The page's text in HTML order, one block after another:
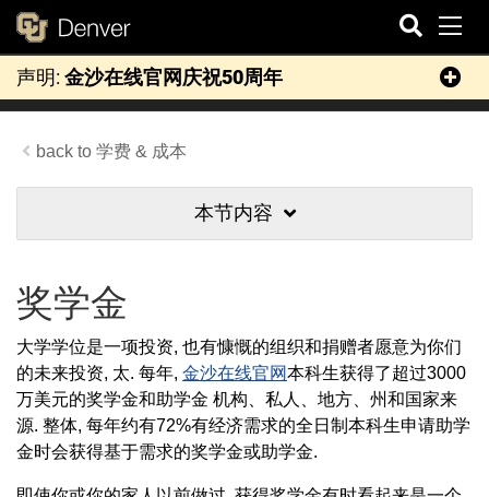
搜
切
声明: 金沙在线官网庆祝50周年
学费 & 成本
本节内容
奖学金
大学学位是一项投资, 也有慷慨的组织和捐赠者愿意为你们
的未来投资, 太. 每年, 金沙在线官网本科生获得了超过3000
万美元的奖学金和助学金 机构、私人、地方、州和国家来
源. 整体, 每年约有72%有经济需求的全日制本科生申请助学
金时会获得基于需求的奖学金或助学金.